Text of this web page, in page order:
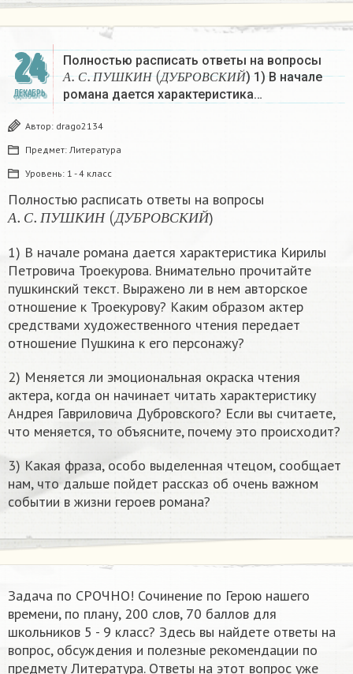
24
ДЕКАБРЬ
Полностью расписать ответы на вопросы
А С П У Ш КИ Н
А.С.ПУШК ИН
Д УБР ОВ СКИЙ
(ДУБР ОВСКИЙ
) 1) В начале
романа дается характеристика…
Автор: drago2134
Предмет: Литература
Уровень: 1 - 4 класс
Полностью расписать ответы на вопросы
А С П УШКИН
А.С.ПУШКИН
Д У Б Р О В С КИ Й
(ДУБРОВСК ИЙ
)
1) В начале романа дается характеристика Кирилы
Петровича Троекурова. Внимательно прочитайте
пушкинский текст. Выражено ли в нем авторское
отношение к Троекурову? Каким образом актер
средствами художественного чтения передает
отношение Пушкина к его персонажу?
2) Меняется ли эмоциональная окраска чтения
актера, когда он начинает читать характеристику
Андрея Гавриловича Дубровского? Если вы считаете,
что меняется, то объясните, почему это происходит?
3) Какая фраза, особо выделенная чтецом, сообщает
нам, что дальше пойдет рассказ об очень важном
событии в жизни героев романа?
Задача по СРОЧНО! Сочинение по Герою нашего
времени, по плану, 200 слов, 70 баллов​ для
школьников 5 - 9 класс? Здесь вы найдете ответы на
вопрос, обсуждения и полезные рекомендации по
предмету Литература. Ответы на этот вопрос уже